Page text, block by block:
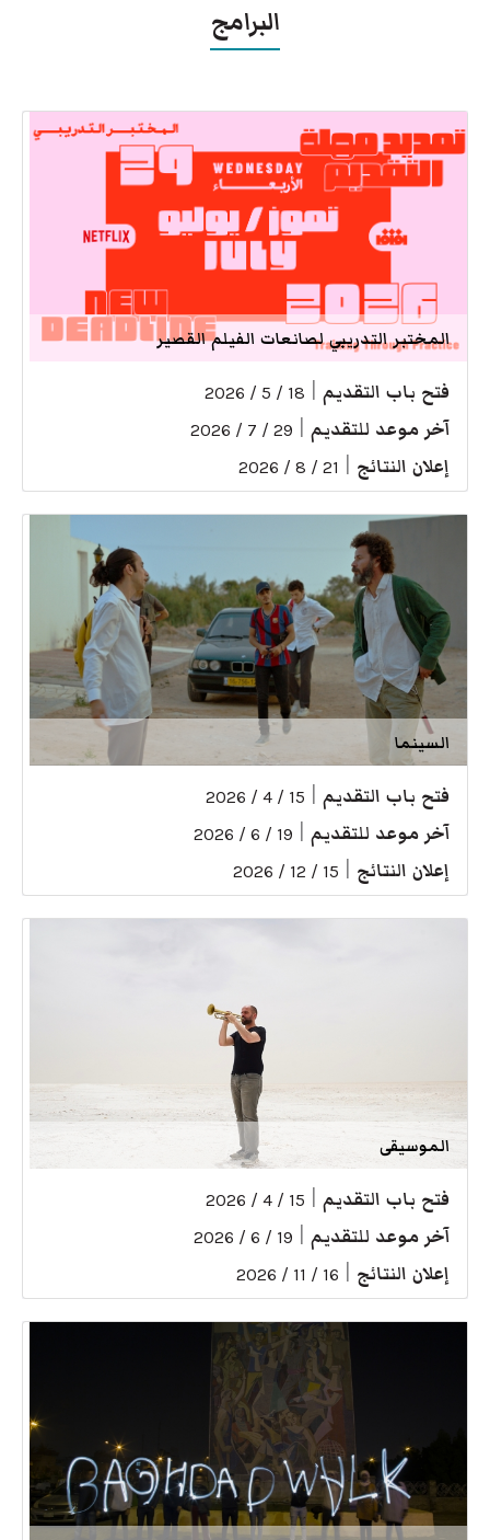
البرامج
المختبر التدريبي لصانعات الفيلم القصير
فتح باب التقديم 18 / 5 / 2026
آخر موعد للتقديم 29 / 7 / 2026
إعلان النتائج 21 / 8 / 2026
السينما
فتح باب التقديم 15 / 4 / 2026
آخر موعد للتقديم 19 / 6 / 2026
إعلان النتائج 15 / 12 / 2026
الموسيقى
فتح باب التقديم 15 / 4 / 2026
آخر موعد للتقديم 19 / 6 / 2026
إعلان النتائج 16 / 11 / 2026